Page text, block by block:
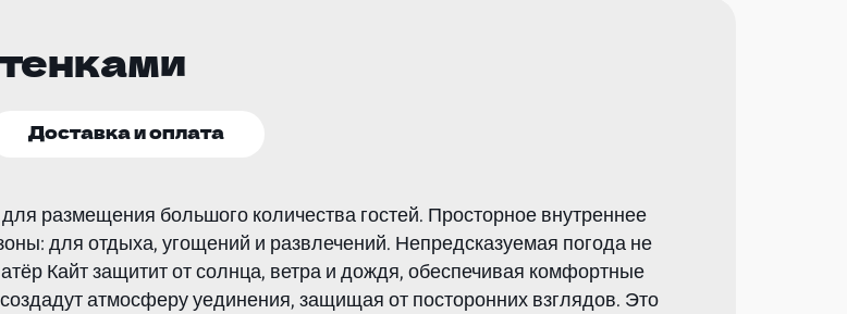
Доставка и оплата
размещения большого количества гостей. Просторное внутреннее
для отдыха, угощений и развлечений. Непредсказуемая погода не
Кайт защитит от солнца, ветра и дождя, обеспечивая комфортные
атмосферу уединения, защищая от посторонних взглядов. Это